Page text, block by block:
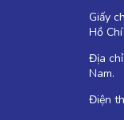
Giấy
Hồ
Địa
Nam.
Điện